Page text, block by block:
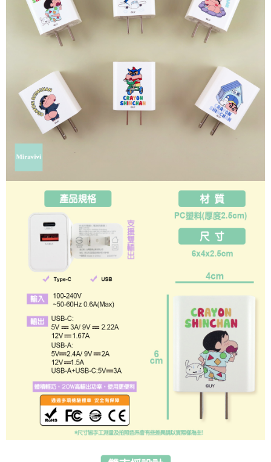
購買商品的店家。未經商家同意取消之訂單仍視為有效，需透過AFTEE先享
後付繳納相關費用。
※ 交易是否成功請以「AFTEE先享後付 」之結帳頁面顯示為準，若有關於
是否繳費成功／繳費後需取消欲退款等相關疑問，請聯繫「AFTEE先享後付
【注意事項】
１．透過由恩沛科技股份有限公司提供之「AFTEE先享後付」服務完成之交
易，需依本服務之必要範圍內提供個人資料，並將交易相關給付款項請求債
權轉讓予恩沛科技股份有限公司。
２．關於個人資料處理事宜，請瀏覽以下網址：
https://aftee.tw/terms/#terms3
３．未成年的使用者請事先徵得法定代理人或監護人之同意方可使用
任。
４．使用「AFTEE先享後付」時，將依據個別帳號之用戶狀況，依本公司即
時審查核予不同之上限額度；若仍有額度不足之情形，本公司將視審查結果
請求用戶進行身份認證。
５．嚴禁一人註冊多個帳號或使用他人資訊註冊。若發現惡意使用之情形，
恩沛科技股份有限公司將有權停止該用戶之使用額度並採取法律行動。
每筆NT$60，滿NT$499(含以上)免運費
付款後7-11取貨
每筆NT$60，滿NT$499(含以上)免運費
每筆NT$120，滿NT$499(含以上)免運費
海外宅配 查看運費